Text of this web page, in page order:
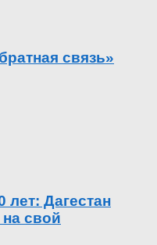
связь»
лет: Дагестан
свой